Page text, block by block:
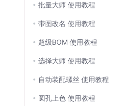
批量大师 使用教程
带图改名 使用教程
超级BOM 使用教程
选择大师 使用教程
自动装配螺丝 使用教程
圆孔上色 使用教程